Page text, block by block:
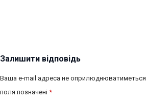
Залишити відповідь
Ваша e-mail адреса не оприлюднюватиметься.
поля позначені *